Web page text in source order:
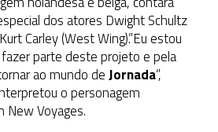
dos atores Dwight Schultz
Carley (West Wing).”Eu estou
parte deste projeto e pela
ao mundo deJornada”,
o personagem
New Voyages.